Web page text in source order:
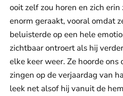
ooit zelf zou horen en zich
enorm geraakt, vooral omdat
beluisterde op een hele
zichtbaar ontroert als hij
elke keer weer. Ze hoorde
zingen op de verjaardag van
leek net alsof hij vanuit de